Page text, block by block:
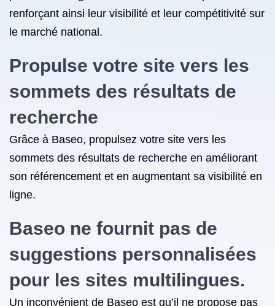
renforçant ainsi leur visibilité et leur compétitivité sur
le marché national.
Propulse votre site vers les
sommets des résultats de
recherche
Grâce à Baseo, propulsez votre site vers les
sommets des résultats de recherche en améliorant
son référencement et en augmentant sa visibilité en
ligne.
Baseo ne fournit pas de
suggestions personnalisées
pour les sites multilingues.
Un inconvénient de Baseo est qu’il ne propose pas